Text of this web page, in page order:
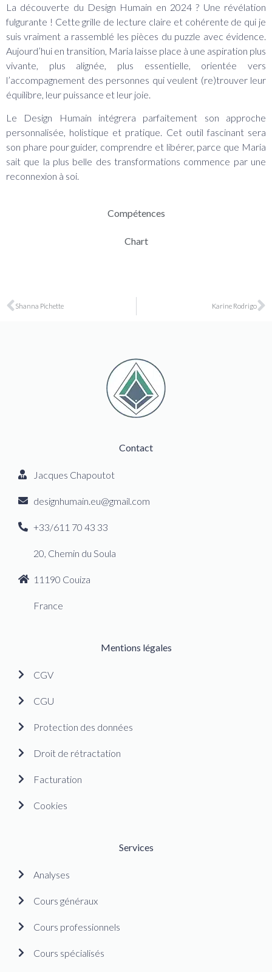
Compétences
Chart
La découverte du Design Humain en 2024 ? Une révélation
fulgurante ! Cette grille de lecture claire et cohérente de qui je
suis vraiment a rassemblé les pièces du puzzle avec évidence.
Aujourd’hui en transition, Maria laisse place à une aspiration plus
vivante, plus alignée, plus essentielle, orientée vers
l’accompagnement des personnes qui veulent (re)trouver leur
équilibre, leur puissance et leur joie.
Le Design Humain intégrera parfaitement son approche
personnalisée, holistique et pratique. Cet outil fascinant sera
son phare pour guider, comprendre et libérer, parce que Maria
sait que la plus belle des transformations commence par une
reconnexion à soi.
Shanna Pichette Karine Rodrigo
Contact
Jacques Chapoutot
designhumain.eu@gmail.com
+33/611 70 43 33
20, Chemin du Soula
11190 Couiza
France
Mentions légales
CGV
CGU
Protection des données
Droit de rétractation
Facturation
Cookies
Services
Analyses
Cours généraux
Cours professionnels
Cours spécialisés